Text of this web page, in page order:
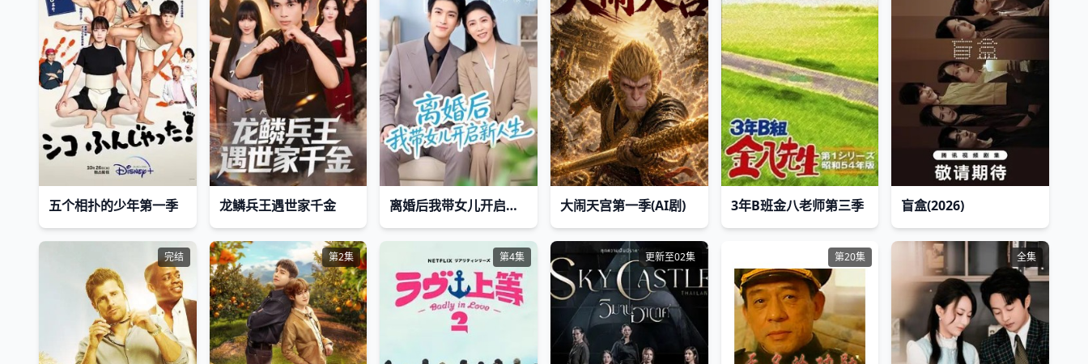
五个相扑的少年第一季 龙鳞兵王遇世家千金 离婚后我带女儿开启新人生 大闹天宫第一季(AI剧) 3年B班金八老师第三季 盲盒(2026)
完结 第2集 第4集 更新至02集 第20集 全集